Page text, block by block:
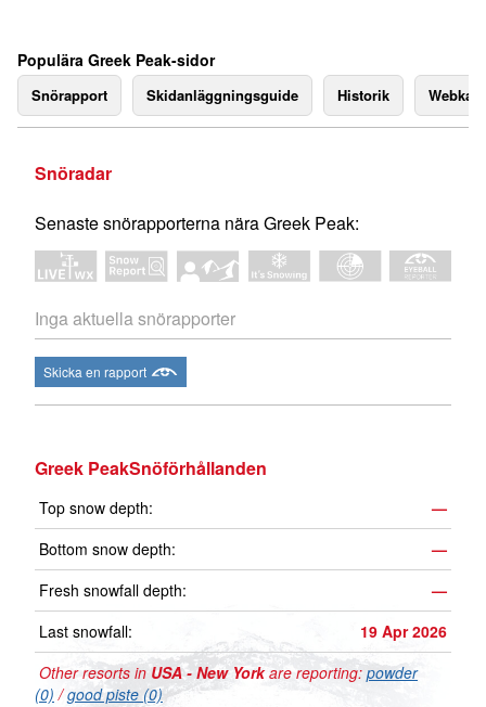
Populära Greek Peak-sidor
Snörapport Skidanläggningsguide Historik
Snöradar
Senaste snörapporterna nära Greek Peak:
Inga aktuella snörapporter
Skicka en rapport
Greek PeakSnöförhållanden
Top snow depth:
—
Bottom snow depth:
—
Fresh snowfall depth:
—
Last snowfall:
19 Apr 2026
Other resorts in USA - New Yorkare reporting: powder
(0) /good piste (0)